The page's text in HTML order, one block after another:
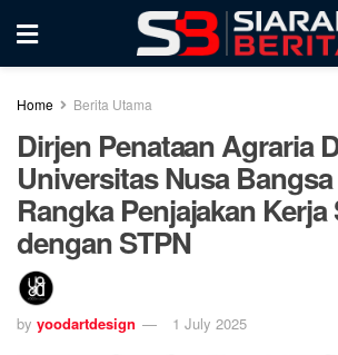
Home Berita Utama
Dirjen Penataan Agraria
Universitas Nusa
Rangka Penjajakan Kerja
dengan STPN
by yoodartdesign 1 July 2025